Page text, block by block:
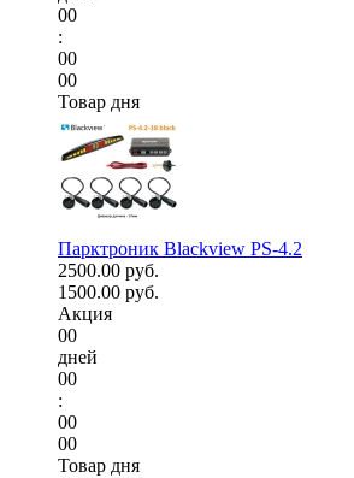
00
:
00
00
Товар дня
Парктроник Blackview PS-4.2
2500.00 руб.
1500.00 руб.
Акция
00
дней
00
:
00
00
Товар дня